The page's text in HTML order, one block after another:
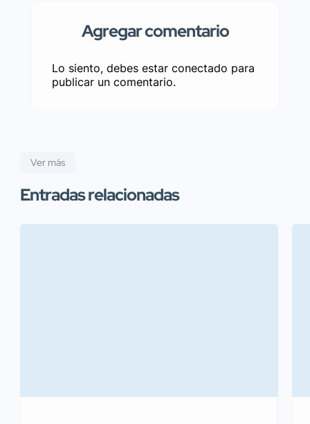
Agregar comentario
Lo siento, debes estar conectado para
publicar un comentario.
Ver más
Entradas relacionadas